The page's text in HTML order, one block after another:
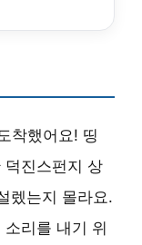
착했어요! 띵
덕진스펀지 상
렜는지 몰라요.
리를 내기 위